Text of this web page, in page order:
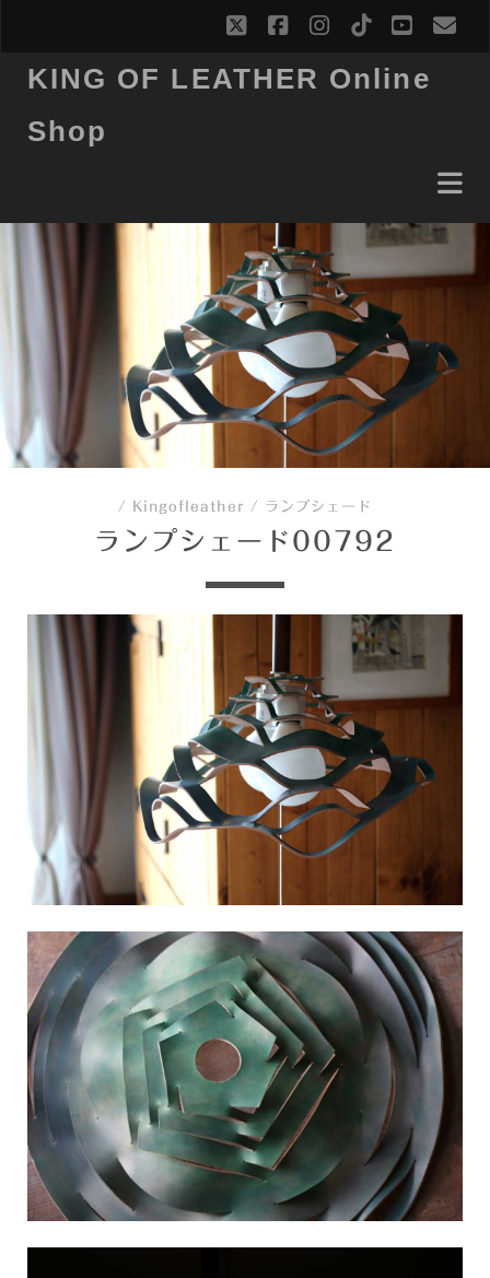
twitterfacebookinstagram
tiktok
KING OF LEATHER Online
Shop
/ Kingofleather / ランプシェード
ランプシェード00792